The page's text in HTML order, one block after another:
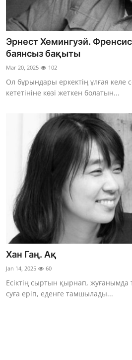
Эрнест Хемингуэй.
баянсыз бақыты
Mar 20, 2025 102
Ол бұрындары еркектің ұлғая келе
кететініне көзі жеткен болатын...
Хан Гаң. Ақ
Jan 14, 2025 60
Есіктің сыртын қырнап, жуғанымда
суға еріп, еденге тамшылады...